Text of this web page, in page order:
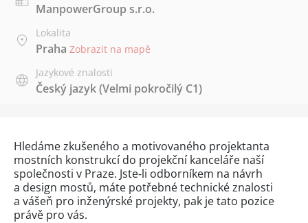
ManpowerGroup s.r.o.
Lokalita
Praha Zobrazit na mapě
Jazykové znalosti
Český jazyk(Velmi pokročilý C1)
Hledáme zkušeného a motivovaného projektanta
mostních konstrukcí do projekční kanceláře naší
společnosti v Praze. Jste‑li odborníkem na návrh
a design mostů, máte potřebné technické znalosti
a vášeň pro inženýrské projekty, pak je tato pozice
právě pro vás.